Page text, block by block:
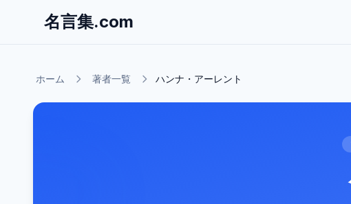
名言集.com
ホーム 著者一覧 ハンナ・アーレント